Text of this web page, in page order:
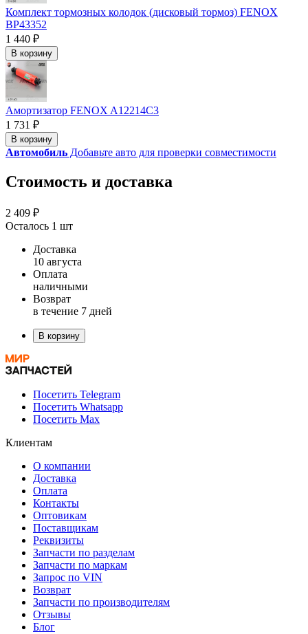
Комплект тормозных колодок (дисковый тормоз) FENOX
BP43352
1 440 ₽
В корзину
Амортизатор FENOX A12214C3
1 731 ₽
В корзину
Автомобиль Добавьте авто для проверки совместимости
Стоимость и доставка
2 409 ₽
Осталось 1 шт
Доставка
10 августа
Оплата
наличными
Возврат
в течение 7 дней
В корзину
Посетить Telegram
Посетить Whatsapp
Посетить Max
Клиентам
О компании
Доставка
Оплата
Контакты
Оптовикам
Поставщикам
Реквизиты
Запчасти по разделам
Запчасти по маркам
Запрос по VIN
Возврат
Запчасти по производителям
Отзывы
Блог